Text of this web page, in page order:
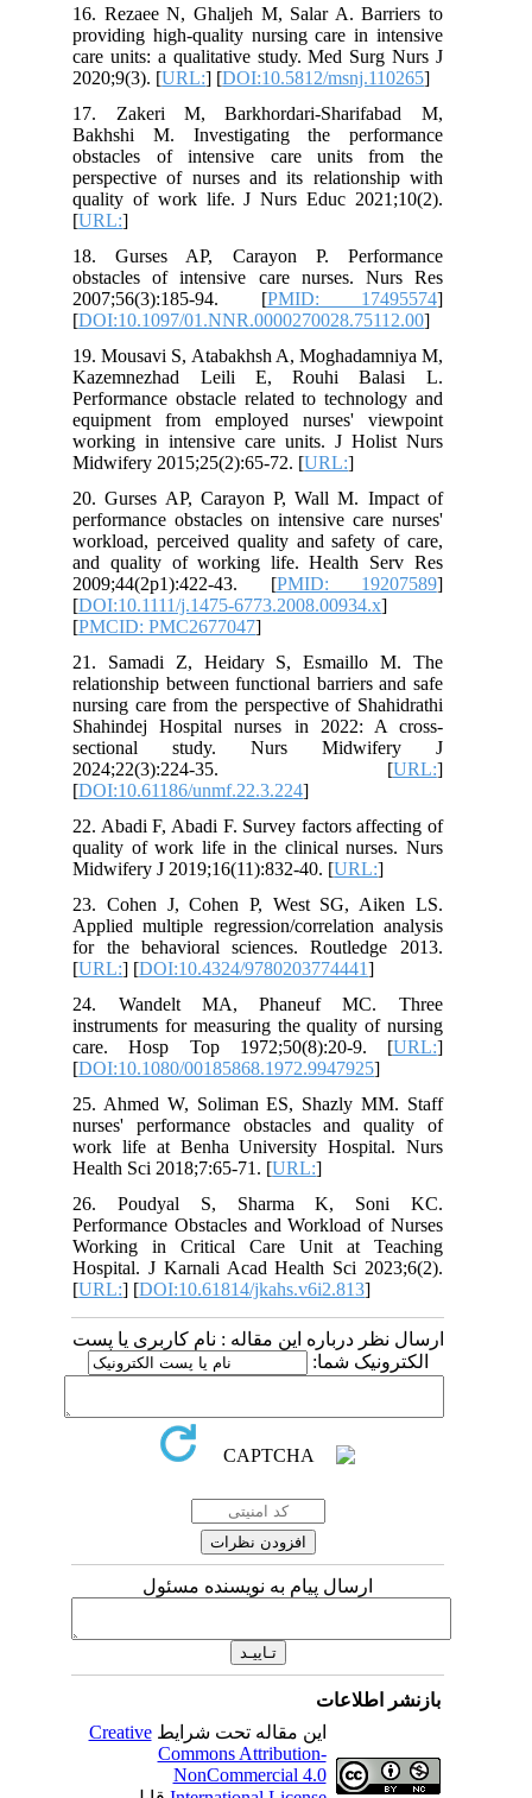
16. Rezaee N, Ghaljeh M, Salar A. Barriers to
providing high-quality nursing care in intensive
care units: a qualitative study. Med Surg Nurs J
2020;9(3). [URL:] [DOI:10.5812/msnj.110265
17. Zakeri M, Barkhordari-Sharifabad M,
Bakhshi M. Investigating the performance
obstacles of intensive care units from the
perspective of nurses and its relationship with
quality of work life. J Nurs Educ 2021;10(2).
[URL:
18. Gurses AP, Carayon P. Performance
obstacles of intensive care nurses. Nurs Res
2007;56(3):185-94. [PMID: 17495574
[DOI:10.1097/01.NNR.0000270028.75112.00
19. Mousavi S, Atabakhsh A, Moghadamniya M,
Kazemnezhad Leili E, Rouhi Balasi L.
Performance obstacle related to technology and
equipment from employed nurses' viewpoint
working in intensive care units. J Holist Nurs
Midwifery 2015;25(2):65-72. [URL:
20. Gurses AP, Carayon P, Wall M. Impact of
performance obstacles on intensive care nurses'
workload, perceived quality and safety of care,
and quality of working life. Health Serv Res
2009;44(2p1):422-43. [PMID: 19207589
[DOI:10.1111/j.1475-6773.2008.00934.x
[PMCID: PMC2677047
21. Samadi Z, Heidary S, Esmaillo M. The
relationship between functional barriers and safe
nursing care from the perspective of Shahidrathi
Shahindej Hospital nurses in 2022: A cross-
sectional study. Nurs Midwifery J
2024;22(3):224-35. [URL:
[DOI:10.61186/unmf.22.3.224
22. Abadi F, Abadi F. Survey factors affecting of
quality of work life in the clinical nurses. Nurs
Midwifery J 2019;16(11):832-40. [URL:
23. Cohen J, Cohen P, West SG, Aiken LS.
Applied multiple regression/correlation analysis
for the behavioral sciences. Routledge 2013.
[URL:] [DOI:10.4324/9780203774441
24. Wandelt MA, Phaneuf MC. Three
instruments for measuring the quality of nursing
care. Hosp Top 1972;50(8):20-9. [URL:
[DOI:10.1080/00185868.1972.9947925
25. Ahmed W, Soliman ES, Shazly MM. Staff
nurses' performance obstacles and quality of
work life at Benha University Hospital. Nurs
Health Sci 2018;7:65-71. [URL:
26. Poudyal S, Sharma K, Soni KC.
Performance Obstacles and Workload of Nurses
Working in Critical Care Unit at Teaching
Hospital. J Karnali Acad Health Sci 2023;6(2).
[URL:] [DOI:10.61814/jkahs.v6i2.813
ارسال نظر درباره این مقاله : نام کاربری یا پست
الکترونیک شما:
ارسال پیام به نویسنده مسئول
بازنشر اطلاعات
این مقاله تحت شرایطCreative
Commons Attribution-
NonCommercial 4.0